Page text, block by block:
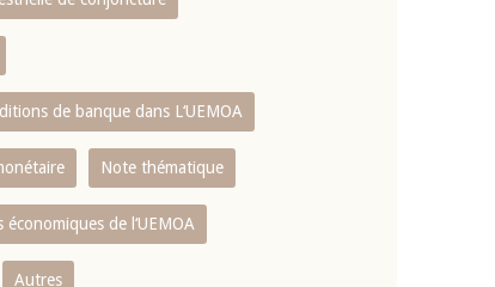
de banque dans L‘UEMOA
Note thématique
de l‘UEMOA
Autres